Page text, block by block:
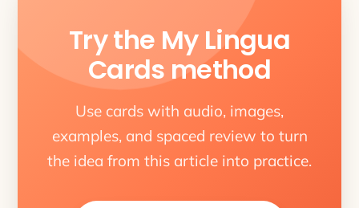
Try the My Lingua
Cards method
Use cards with audio, images,
examples, and spaced review to turn
the idea from this article into practice.